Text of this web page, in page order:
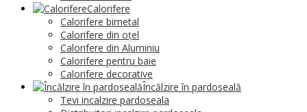
Calorifere
Calorifere bimetal
Calorifere din oțel
Calorifere din Aluminiu
Calorifere pentru baie
Calorifere decorative
Încălzire în pardoseală
Tevi incalzire pardoseala